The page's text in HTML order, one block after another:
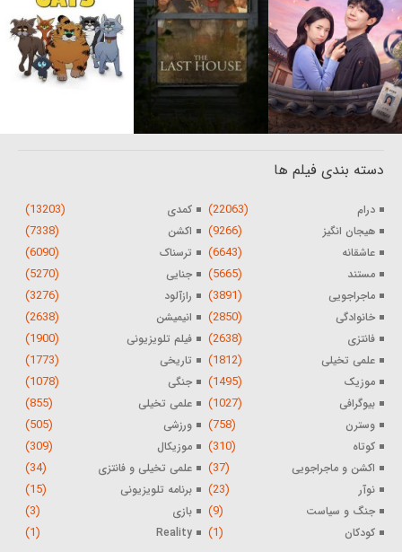
دسته بندی فیلم ها
درام (22063) کمدی (13203)
هیجان انگیز (9266) اکشن (7338)
عاشقانه (6643) ترسناک (6090)
مستند (5665) جنایی (5270)
ماجراجویی (3891) رازآلود (3276)
خانوادگی (2850) انیمیشن (2638)
فانتزی (2638) فیلم تلویزیونی (1900)
علمی تخیلی (1812) تاریخی (1773)
موزیک (1495) جنگی (1078)
بیوگرافی (1027) علمی تخیلی (855)
وسترن (758) ورزشی (505)
کوتاه (310) موزیکال (309)
اکشن و ماجراجویی (37) علمی تخیلی و فانتزی (34)
نوآر (23) برنامه تلویزیونی (15)
جنگ و سیاست (9) بازی (3)
کودکان (1)
Reality
(1)